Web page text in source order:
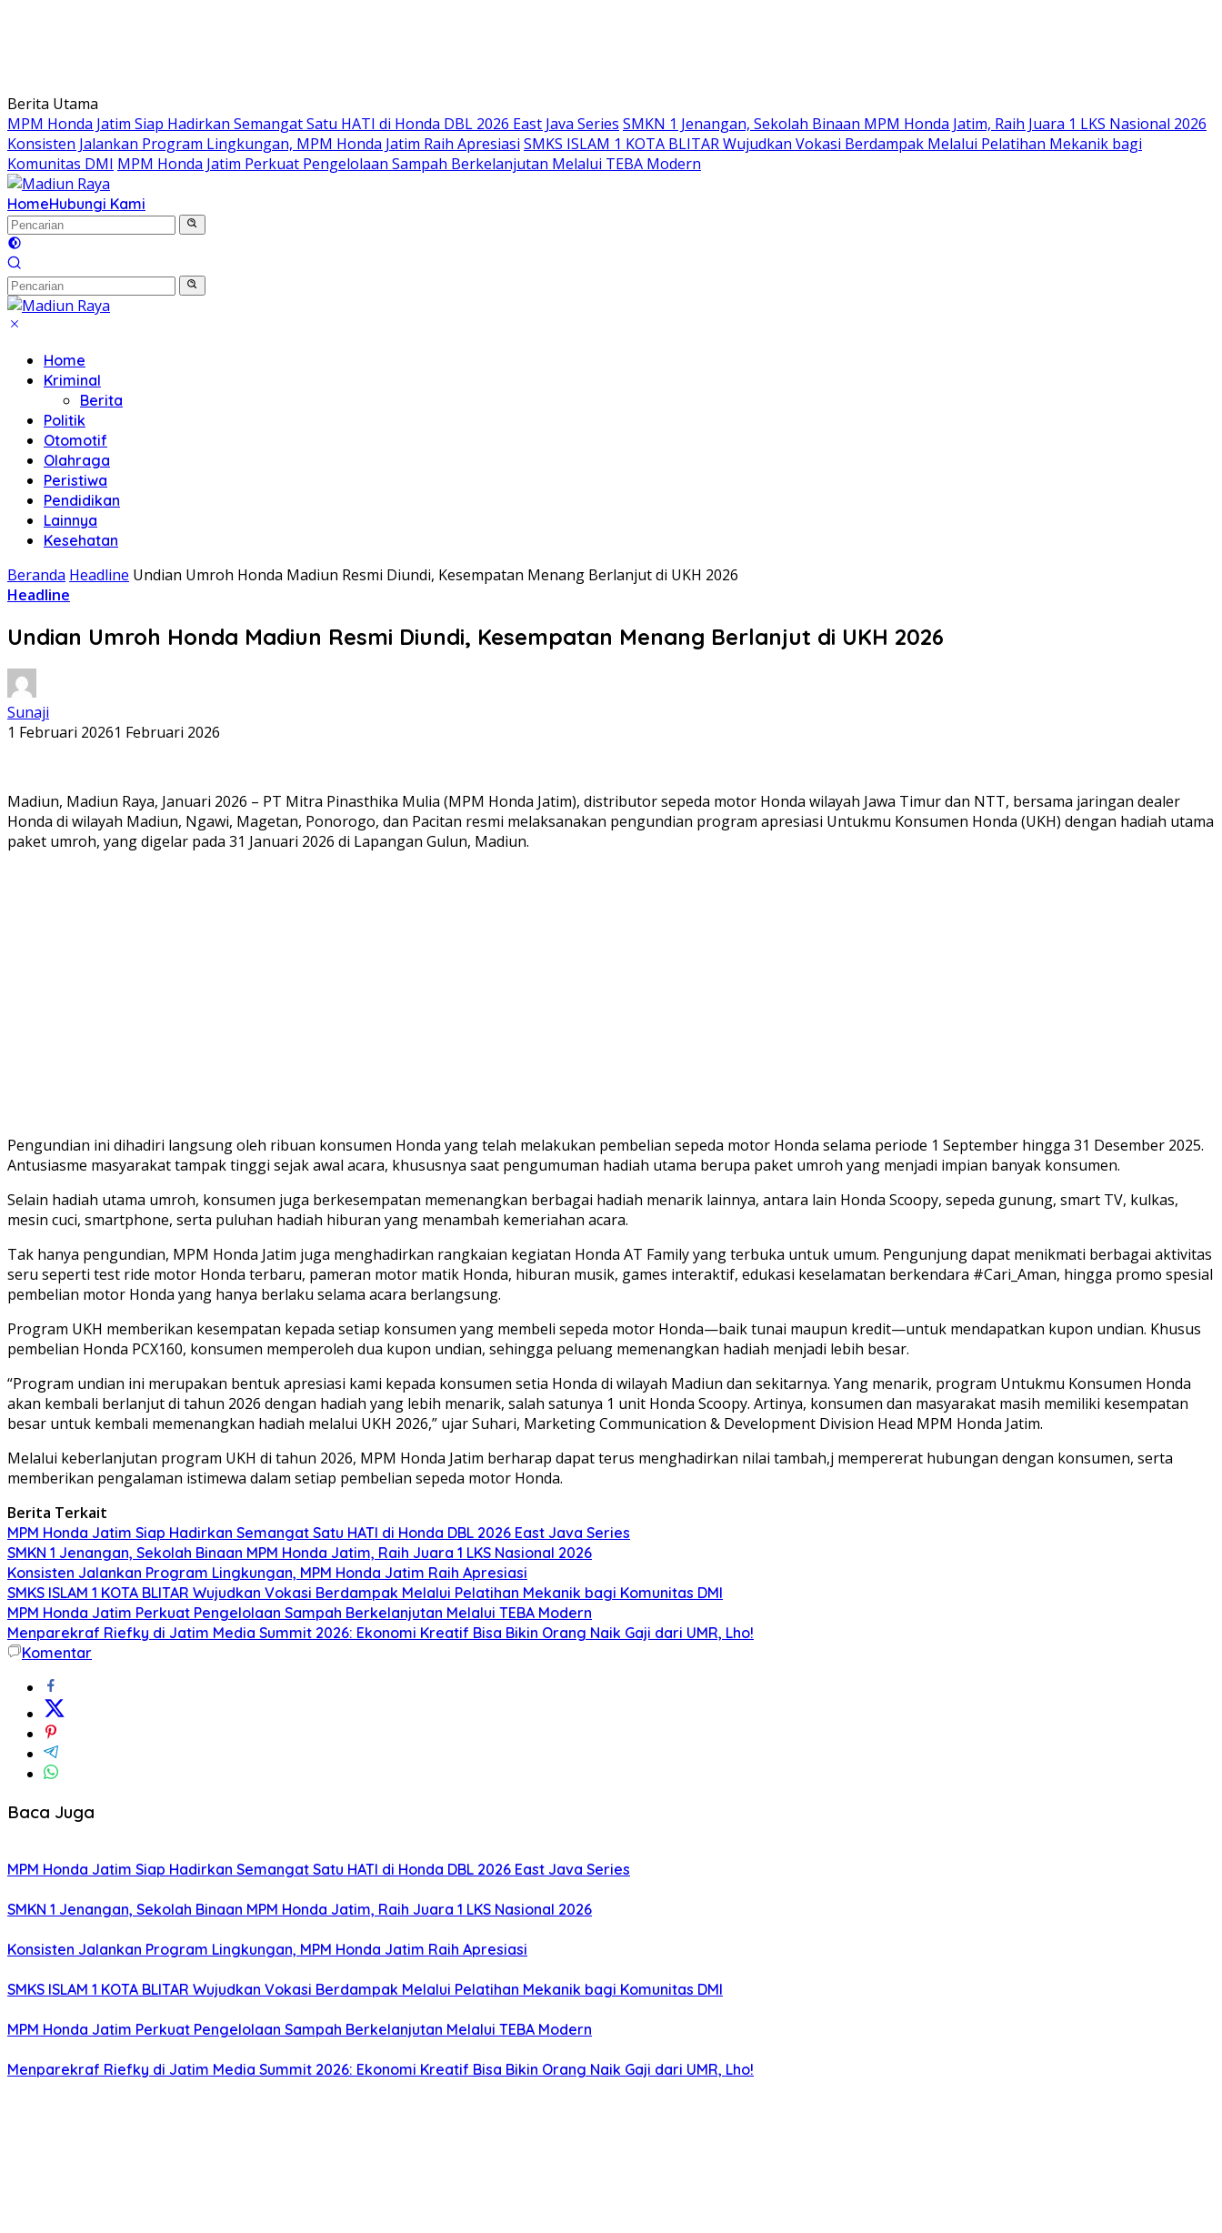
Berita Utama
MPM Honda Jatim Siap Hadirkan Semangat Satu HATI di Honda DBL 2026 East Java Series SMKN 1 Jenangan, Sekolah Binaan MPM Honda Jatim, Raih Juara 1 LKS Nasional 2026
Konsisten Jalankan Program Lingkungan, MPM Honda Jatim Raih Apresiasi SMKS ISLAM 1 KOTA BLITAR Wujudkan Vokasi Berdampak Melalui Pelatihan Mekanik bagi
Komunitas DMI MPM Honda Jatim Perkuat Pengelolaan Sampah Berkelanjutan Melalui TEBA Modern
HomeHubungi Kami
Home
Kriminal
Berita
Politik
Otomotif
Olahraga
Peristiwa
Pendidikan
Lainnya
Kesehatan
Beranda Headline Undian Umroh Honda Madiun Resmi Diundi, Kesempatan Menang Berlanjut di UKH 2026
Headline
Undian Umroh Honda Madiun Resmi Diundi, Kesempatan Menang Berlanjut di UKH 2026
Sunaji
1 Februari 20261 Februari 2026
Madiun, Madiun Raya, Januari 2026 – PT Mitra Pinasthika Mulia (MPM Honda Jatim), distributor sepeda motor Honda wilayah Jawa Timur dan NTT, bersama jaringan dealer
Honda di wilayah Madiun, Ngawi, Magetan, Ponorogo, dan Pacitan resmi melaksanakan pengundian program apresiasi Untukmu Konsumen Honda (UKH) dengan hadiah utama
paket umroh, yang digelar pada 31 Januari 2026 di Lapangan Gulun, Madiun.
Pengundian ini dihadiri langsung oleh ribuan konsumen Honda yang telah melakukan pembelian sepeda motor Honda selama periode 1 September hingga 31 Desember 2025.
Antusiasme masyarakat tampak tinggi sejak awal acara, khususnya saat pengumuman hadiah utama berupa paket umroh yang menjadi impian banyak konsumen.
Selain hadiah utama umroh, konsumen juga berkesempatan memenangkan berbagai hadiah menarik lainnya, antara lain Honda Scoopy, sepeda gunung, smart TV, kulkas,
mesin cuci, smartphone, serta puluhan hadiah hiburan yang menambah kemeriahan acara.
Tak hanya pengundian, MPM Honda Jatim juga menghadirkan rangkaian kegiatan Honda AT Family yang terbuka untuk umum. Pengunjung dapat menikmati berbagai aktivitas
seru seperti test ride motor Honda terbaru, pameran motor matik Honda, hiburan musik, games interaktif, edukasi keselamatan berkendara #Cari_Aman, hingga promo spesial
pembelian motor Honda yang hanya berlaku selama acara berlangsung.
Program UKH memberikan kesempatan kepada setiap konsumen yang membeli sepeda motor Honda—baik tunai maupun kredit—untuk mendapatkan kupon undian. Khusus
pembelian Honda PCX160, konsumen memperoleh dua kupon undian, sehingga peluang memenangkan hadiah menjadi lebih besar.
“Program undian ini merupakan bentuk apresiasi kami kepada konsumen setia Honda di wilayah Madiun dan sekitarnya. Yang menarik, program Untukmu Konsumen Honda
akan kembali berlanjut di tahun 2026 dengan hadiah yang lebih menarik, salah satunya 1 unit Honda Scoopy. Artinya, konsumen dan masyarakat masih memiliki kesempatan
besar untuk kembali memenangkan hadiah melalui UKH 2026,” ujar Suhari, Marketing Communication & Development Division Head MPM Honda Jatim.
Melalui keberlanjutan program UKH di tahun 2026, MPM Honda Jatim berharap dapat terus menghadirkan nilai tambah,j mempererat hubungan dengan konsumen, serta
memberikan pengalaman istimewa dalam setiap pembelian sepeda motor Honda.
Berita Terkait
MPM Honda Jatim Siap Hadirkan Semangat Satu HATI di Honda DBL 2026 East Java Series
SMKN 1 Jenangan, Sekolah Binaan MPM Honda Jatim, Raih Juara 1 LKS Nasional 2026
Konsisten Jalankan Program Lingkungan, MPM Honda Jatim Raih Apresiasi
SMKS ISLAM 1 KOTA BLITAR Wujudkan Vokasi Berdampak Melalui Pelatihan Mekanik bagi Komunitas DMI
MPM Honda Jatim Perkuat Pengelolaan Sampah Berkelanjutan Melalui TEBA Modern
Menparekraf Riefky di Jatim Media Summit 2026: Ekonomi Kreatif Bisa Bikin Orang Naik Gaji dari UMR, Lho!
Komentar
Baca Juga
MPM Honda Jatim Siap Hadirkan Semangat Satu HATI di Honda DBL 2026 East Java Series
SMKN 1 Jenangan, Sekolah Binaan MPM Honda Jatim, Raih Juara 1 LKS Nasional 2026
Konsisten Jalankan Program Lingkungan, MPM Honda Jatim Raih Apresiasi
SMKS ISLAM 1 KOTA BLITAR Wujudkan Vokasi Berdampak Melalui Pelatihan Mekanik bagi Komunitas DMI
MPM Honda Jatim Perkuat Pengelolaan Sampah Berkelanjutan Melalui TEBA Modern
Menparekraf Riefky di Jatim Media Summit 2026: Ekonomi Kreatif Bisa Bikin Orang Naik Gaji dari UMR, Lho!